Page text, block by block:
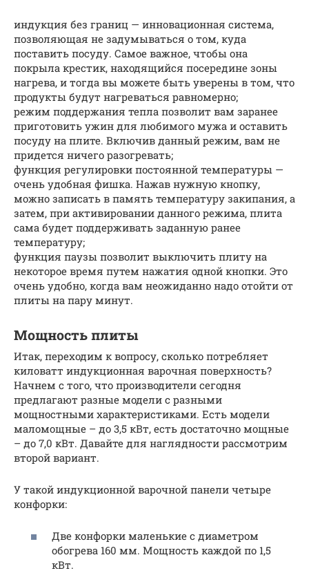
индукция без границ — инновационная система,
позволяющая не задумываться о том, куда
поставить посуду. Самое важное, чтобы она
покрыла крестик, находящийся посередине зоны
нагрева, и тогда вы можете быть уверены в том, что
продукты будут нагреваться равномерно;
режим поддержания тепла позволит вам заранее
приготовить ужин для любимого мужа и оставить
посуду на плите. Включив данный режим, вам не
придется ничего разогревать;
функция регулировки постоянной температуры —
очень удобная фишка. Нажав нужную кнопку,
можно записать в память температуру закипания, а
затем, при активировании данного режима, плита
сама будет поддерживать заданную ранее
температуру;
функция паузы позволит выключить плиту на
некоторое время путем нажатия одной кнопки. Это
очень удобно, когда вам неожиданно надо отойти от
плиты на пару минут.
Мощность плиты
Итак, переходим к вопросу, сколько потребляет
киловатт индукционная варочная поверхность?
Начнем с того, что производители сегодня
предлагают разные модели с разными
мощностными характеристиками. Есть модели
маломощные – до 3,5 кВт, есть достаточно мощные
– до 7,0 кВт. Давайте для наглядности рассмотрим
второй вариант.
У такой индукционной варочной панели четыре
конфорки:
Две конфорки маленькие с диаметром
обогрева 160 мм. Мощность каждой по 1,5
кВт.